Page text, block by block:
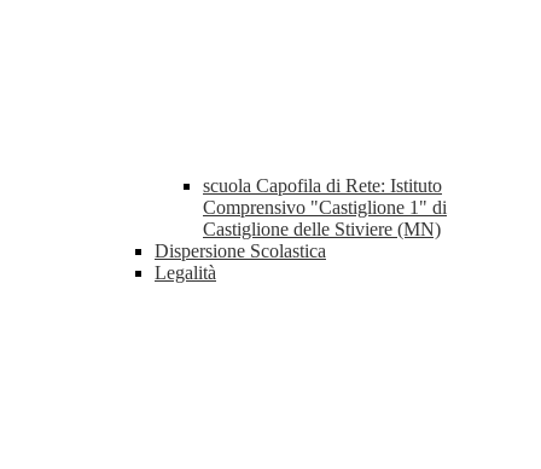
scuola Capofila di Rete: Istituto
Comprensivo "Castiglione 1" di
Castiglione delle Stiviere (MN)
Dispersione Scolastica
Legalità